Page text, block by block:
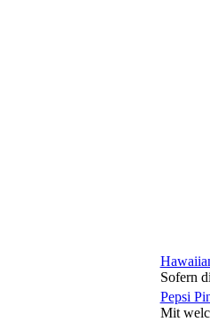
Sofern
Pepsi
Mit